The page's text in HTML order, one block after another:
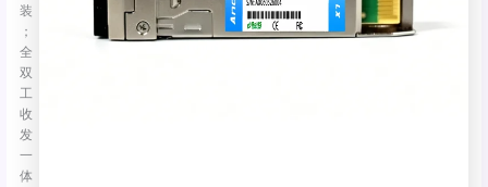
装
；
全
双
工
收
发
一
体